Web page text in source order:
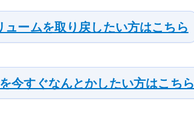
ュームを取り戻したい方はこちら
今すぐなんとかしたい方はこちら